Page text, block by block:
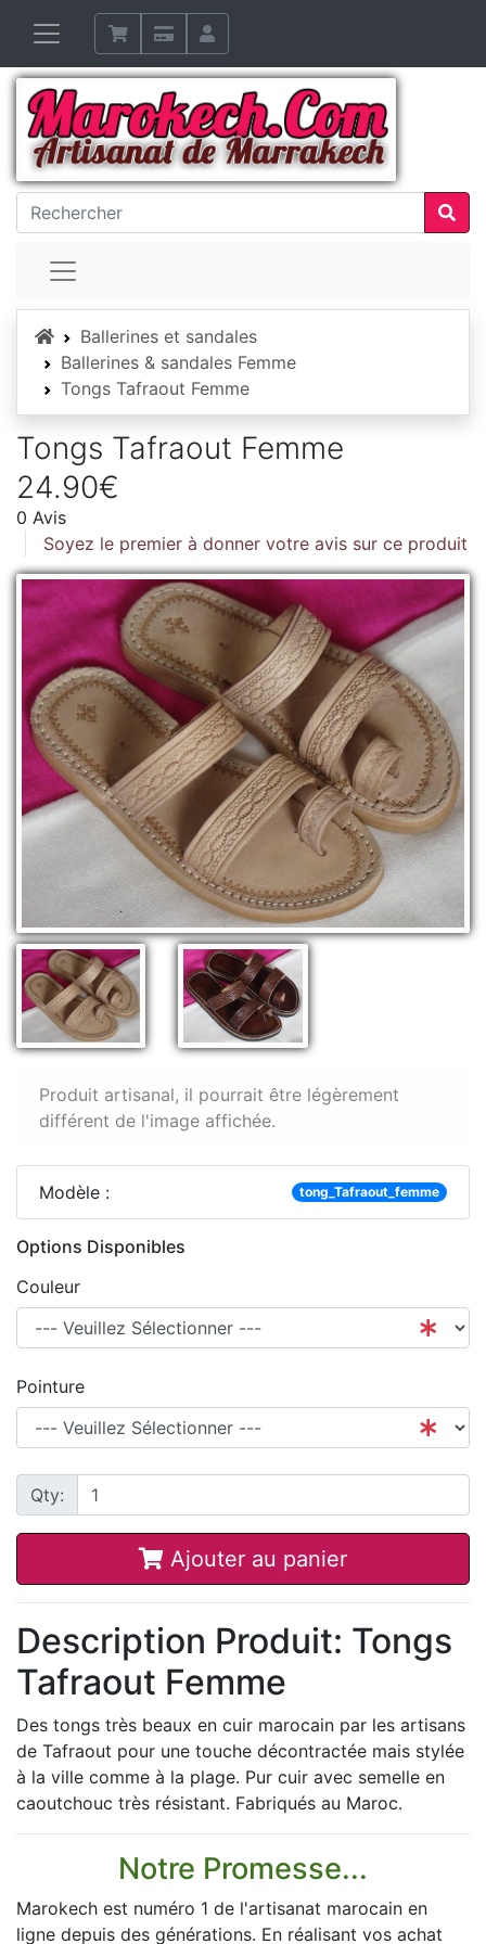
AccueilBallerines et sandales
Ballerines & sandales Femme
Tongs Tafraout Femme
Tongs Tafraout Femme
24.90€
0 Avis
Soyez le premier à donner votre avis sur ce produit
Produit artisanal, il pourrait être légèrement
différent de l'image affichée.
Modèle : tong_Tafraout_femme
Options Disponibles
Couleur
Pointure
Qty:
Ajouter au panier
Description Produit: Tongs
Tafraout Femme
Des tongs très beaux en cuir marocain par les artisans
de Tafraout pour une touche décontractée mais stylée
à la ville comme à la plage. Pur cuir avec semelle en
caoutchouc très résistant. Fabriqués au Maroc.
Notre Promesse...
Marokech est numéro 1 de l'artisanat marocain en
ligne depuis des générations. En réalisant vos achat